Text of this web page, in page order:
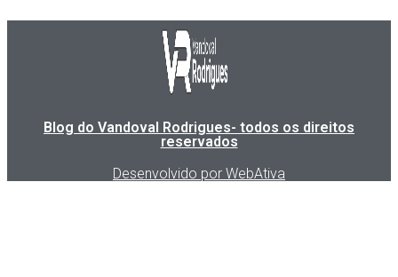
Blog do Vandoval Rodrigues- todos os direitos
reservados
Desenvolvido por WebAtiva